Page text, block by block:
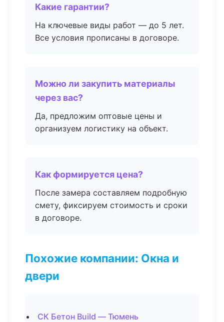
Какие гарантии?
На ключевые виды работ — до 5 лет.
Все условия прописаны в договоре.
Можно ли закупить материалы
через вас?
Да, предложим оптовые цены и
организуем логистику на объект.
Как формируется цена?
После замера составляем подробную
смету, фиксируем стоимость и сроки
в договоре.
Похожие компании: Окна и
двери
СК Бетон Build — Тюмень